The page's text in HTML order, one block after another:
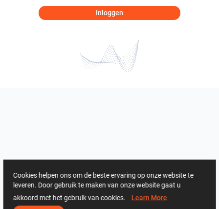
Inloggen
Cookies helpen ons om de beste ervaring op onze website te
leveren. Door gebruik te maken van onze website gaat u
akkoord met het gebruik van cookies. Learn More